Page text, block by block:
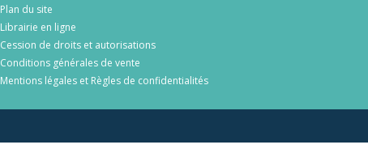
Plan du site
Librairie en ligne
Cession de droits et autorisations
Conditions générales de vente
Mentions légales et Règles de confidentialités